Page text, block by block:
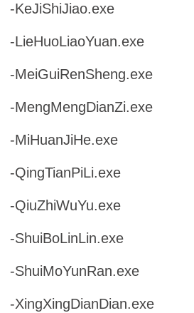
-KeJiShiJiao.exe
-LieHuoLiaoYuan.exe
-MeiGuiRenSheng.exe
-MengMengDianZi.exe
-MiHuanJiHe.exe
-QingTianPiLi.exe
-QiuZhiWuYu.exe
-ShuiBoLinLin.exe
-ShuiMoYunRan.exe
-XingXingDianDian.exe